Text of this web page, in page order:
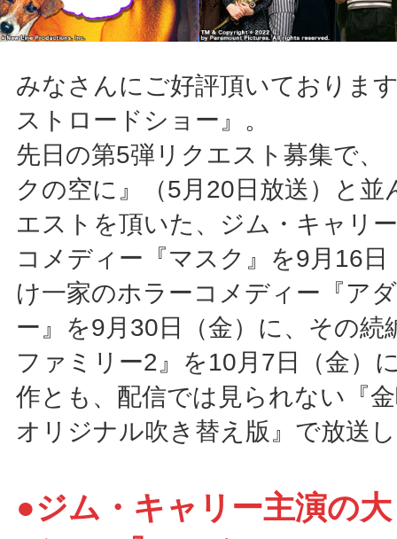
みなさんにご好評頂いておりま
ストロードショー』。
先日の第5弾リクエスト募集で、
クの空に』（5月20日放送）と並
エストを頂いた、ジム・キャリ
コメディー『マスク』を9月16日
け一家のホラーコメディー『ア
ー』を9月30日（金）に、その続
ファミリー2』を10月7日（金）
作とも、配信では見られない『
オリジナル吹き替え版』で放送
●ジム・キャリー主演の